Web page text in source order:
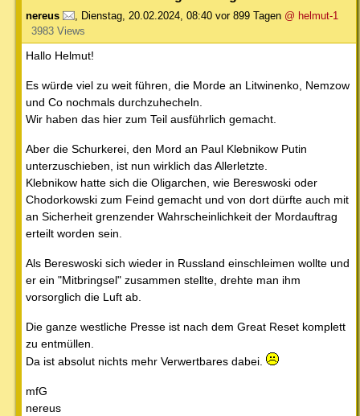
nereus , Dienstag, 20.02.2024, 08:40 vor 899 Tagen @ helmut-1
3983 Views
Hallo Helmut!
Es würde viel zu weit führen, die Morde an Litwinenko, Nemzow
und Co nochmals durchzuhecheln.
Wir haben das hier zum Teil ausführlich gemacht.
Aber die Schurkerei, den Mord an Paul Klebnikow Putin
unterzuschieben, ist nun wirklich das Allerletzte.
Klebnikow hatte sich die Oligarchen, wie Bereswoski oder
Chodorkowski zum Feind gemacht und von dort dürfte auch mit
an Sicherheit grenzender Wahrscheinlichkeit der Mordauftrag
erteilt worden sein.
Als Bereswoski sich wieder in Russland einschleimen wollte und
er ein "Mitbringsel" zusammen stellte, drehte man ihm
vorsorglich die Luft ab.
Die ganze westliche Presse ist nach dem Great Reset komplett
zu entmüllen.
Da ist absolut nichts mehr Verwertbares dabei.
mfG
nereus